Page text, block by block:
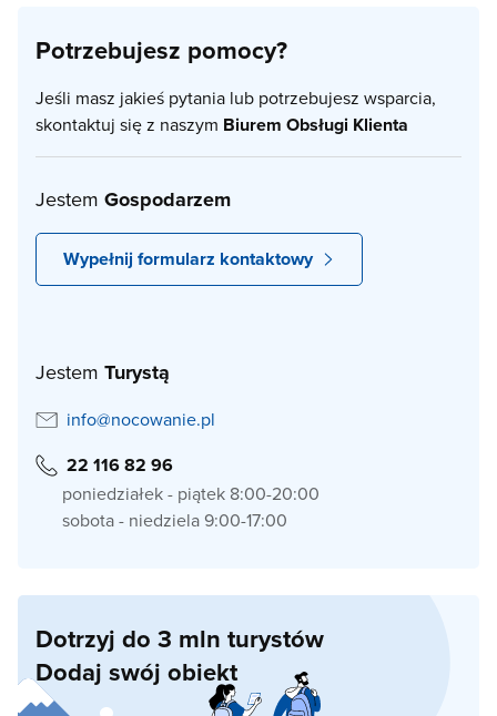
Potrzebujesz pomocy?
Jeśli masz jakieś pytania lub potrzebujesz wsparcia,
skontaktuj się z naszym Biurem Obsługi Klienta
Jestem Gospodarzem
Wypełnij formularz kontaktowy
Jestem Turystą
info@nocowanie.pl
22 116 82 96
poniedziałek - piątek 8:00-20:00
sobota - niedziela 9:00-17:00
Dotrzyj do 3 mln turystów
Dodaj swój obiekt